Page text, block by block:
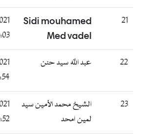
Sidi mouhamed
Med vadel
22 عبد الله سيد حنن
23
الشيخ محمد الأمين سيد
لمين امحد